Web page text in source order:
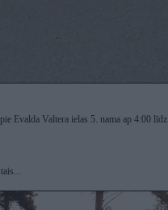
Evalda Valtera ielas 5. nama ap 4:00